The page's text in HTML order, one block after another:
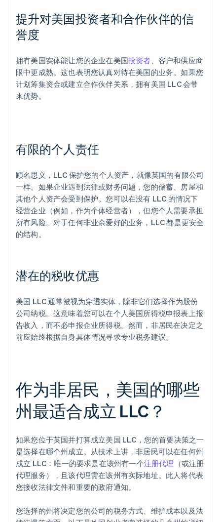
提升对美国投资者和合作伙伴的信
誉度
拥有美国实体能让您的企业在美国投资者、客户和供应商
眼中更成熟。这也表明您认真对待在美国的业务。如果您
计划筹集资金或建立合作伙伴关系，拥有美国 LLC 会带
来优势。
有限的个人责任
顾名思义，LLC 保护您的个人资产，就像英国的有限公司
一样。如果企业遇到法律或财务问题，您的储蓄、房屋和
其他个人资产会受到保护。您可以在没有 LLC 的情况下
经营企业（例如，作为个体经营者），但您个人需要承担
所有风险。对于任何非业余爱好的业务，LLC 都是更安全
的结构。
潜在的税收优惠
美国 LLC 通常被视为穿透实体，除非它们选择作为股份
公司纳税。这意味着您可以在个人美国所得税申报表上报
告收入，而不必申报企业所得税。然而，非居民在决定之
前应始终根据自身具体情况寻求专业税务建议。
作为非居民，美国的哪些
州最适合成立 LLC？
如果您位于英国并打算成立美国 LLC，您的首要决策之一
是选择在哪个州成立。从技术上讲，非居民可以在任何州
成立 LLC：唯一的要求是在该州有一个注册代理 （或注册
代理服务），且该代理需在该州有实际地址。此人将代表
您接收法律文件和重要的政府通知。
您选择的州将决定您的公司的税务方式、维护成本以及法